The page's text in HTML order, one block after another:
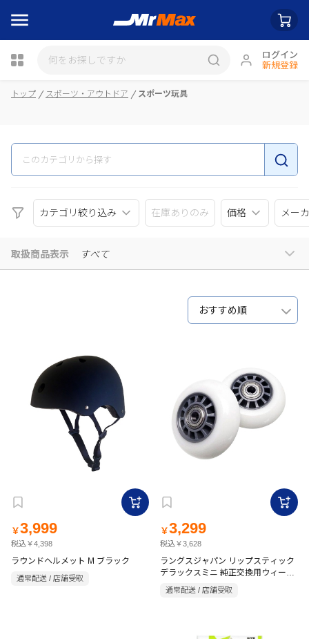
ログイン
新規登録
瓶詰
トップ スポーツ・アウトドア スポーツ玩具
カテゴリ絞り込み 在庫ありのみ 価格 メー
取扱商品表示 すべて
おすすめ順
￥3,999
税込￥4,398
ラウンドヘルメット M ブラック
通常配送 / 店舗受取
￥3,299
税込￥3,628
ラングスジャパン リップスティック
デラックスミニ 純正交換用ウィール
シルバー
通常配送 / 店舗受取